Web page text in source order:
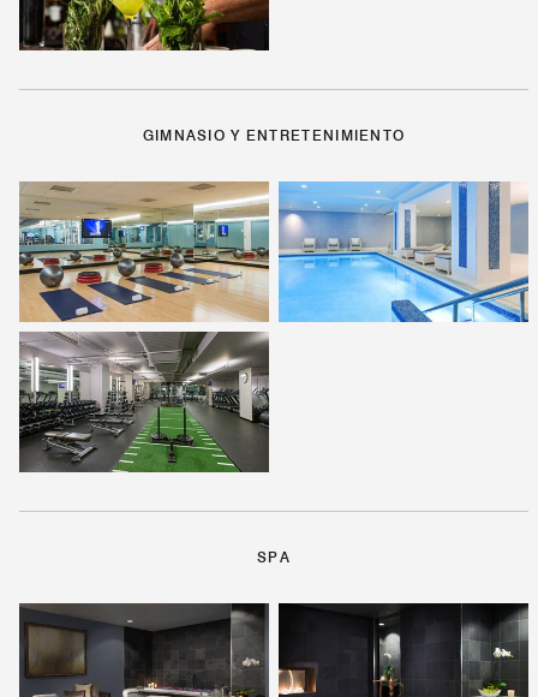
GIMNASIO Y ENTRETENIMIENTO
SPA